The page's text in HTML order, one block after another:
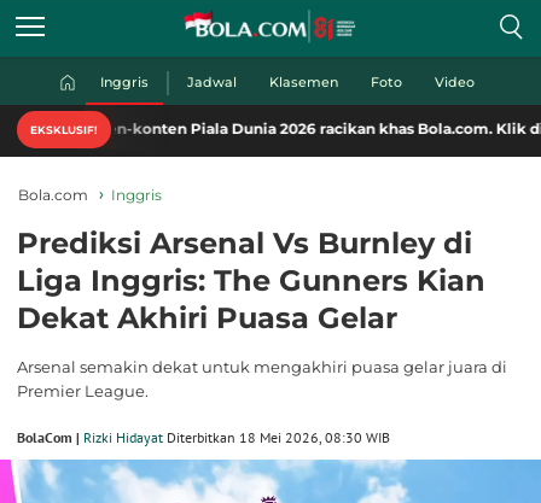
Inggris Jadwal Klasemen Foto Video
EKSKLUSIF!
konten Piala Dunia 2026 racikan khas Bola.com. Klik di sini!
Bola.com Inggris
Prediksi Arsenal Vs Burnley di
Liga Inggris: The Gunners Kian
Dekat Akhiri Puasa Gelar
Arsenal semakin dekat untuk mengakhiri puasa gelar juara di
Premier League.
BolaCom | Rizki Hidayat Diterbitkan 18 Mei 2026, 08:30 WIB